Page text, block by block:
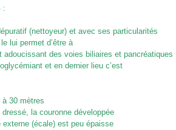
:
(nettoyeur) et avec ses particularités
lui permet d’être à
adoucissant des voies biliaires et pancréatiques
et en dernier lieu c’est
à 30 mètres
la couronne développée
(écale) est peu épaisse